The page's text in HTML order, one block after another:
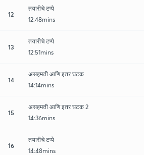
12
तयारीचे टप्पे
12:48mins
13
तयारीचे टप्पे
12:51mins
14
असहमती आणि इतर घटक
14:14mins
15
असहमती आणि इतर घटक 2
14:36mins
16
तयारीचे टप्पे
14:48mins